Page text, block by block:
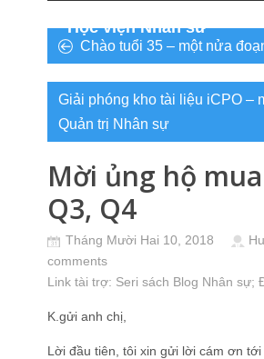
Học viện Nhân sư
Chào tuổi 35 – một nửa
Giải phóng kho tài liệu iCPO –
Quản trị Nhân sự
Mời ủng hộ
Q3, Q4
Tháng Mười Hai 10, 2018
comments
Link tài trợ: Seri sách Blog Nhân sự;
K.gửi anh chị,
Lời đầu tiên, tôi xin gửi lời cám ơn